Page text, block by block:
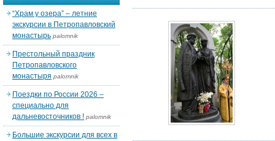
“Храм у озера” – летние
экскурсии в Петропавловский
монастырь palomnik
Престольный праздник
Петропавловского
монастыря palomnik
Поездки по России 2026 –
специально для
дальневосточников ! palomnik
Большие экскурсии для всех в